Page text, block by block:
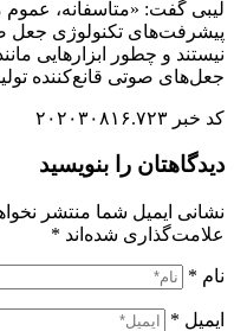
لیبی گفت: «متاسفانه، عموم
پیشرفت‌های تکنولوژی جعل
جعل‌های صوتی قانع‌کننده
کد خبر ۲۰۲۰۳۰۸۱۶.۷۲۳
دیدگاهتان را بنویسید
نشانی ایمیل شما منتشر
علامت‌گذاری شده‌اند *
نام *
ایمیل *